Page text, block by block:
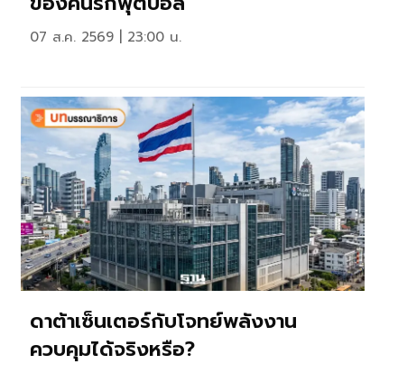
07 ส.ค. 2569 | 23:00 น.
ดาต้าเซ็นเตอร์กับโจทย์พลังงาน
ควบคุมได้จริงหรือ?